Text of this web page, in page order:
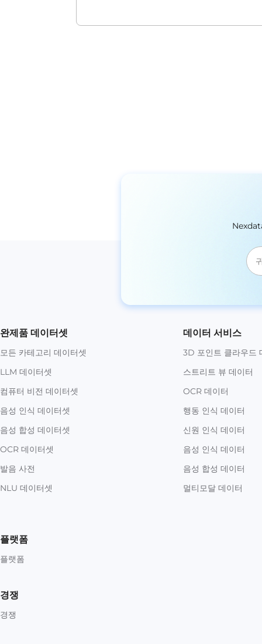
완제품 데이터셋
모든 카테고리 데이터셋
LLM 데이터셋
컴퓨터 비전 데이터셋
음성 인식 데이터셋
음성 합성 데이터셋
OCR 데이터셋
발음 사전
NLU 데이터셋
데이터 서비스
3D 포인트 클라우드
스트리트 뷰 데이터
OCR 데이터
행동 인식 데이터
신원 인식 데이터
음성 인식 데이터
음성 합성 데이터
멀티모달 데이터
플랫폼
플랫폼
경쟁
경쟁